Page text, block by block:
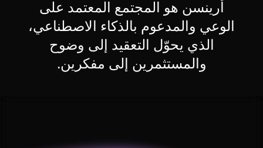
أرينسن هو المجتمع المعتمد على
الوعي والمدعوم بالذكاء الاصطناعي،
الذي يحوّل التعقيد إلى وضوح
والمستثمرين إلى مفكرين.